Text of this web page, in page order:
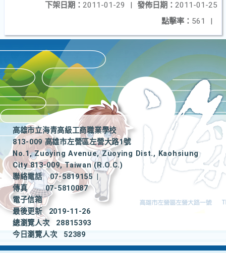
發佈日期： 2011-01-25
下架日期： 2011-01-29
|
點擊率： 561 |
高雄市立海青高級工商職業學校
813-009 高雄市左營區左營大路1號
No.1, Zuoying Avenue, Zuoying Dist., Kaohsiung
City 813-009, Taiwan (R.O.C.)
聯絡電話
07-5819155
|
傳真
07-5810087
電子信箱
最後更新
2019-11-26
總瀏覽人次
28815393
今日瀏覽人次
52389